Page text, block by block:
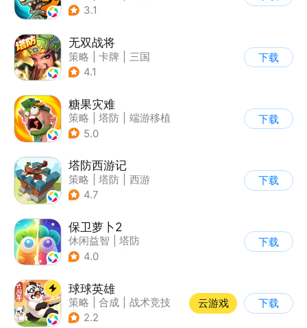
| 植物大战僵尸
3.1
无双战将
策略 卡牌
三国
| 中国风
4.1
下载
糖果灾难
策略 塔防
端游移植
| 卡通
5.0
下载
塔防西游记
策略 塔防
西游
| 萌系
4.7
下载
保卫萝卜2
休闲益智
塔防
| 保卫萝卜
4.0
下载
球球英雄
策略 合成
战术竞技
| 创酷
2.2
云游戏 下载